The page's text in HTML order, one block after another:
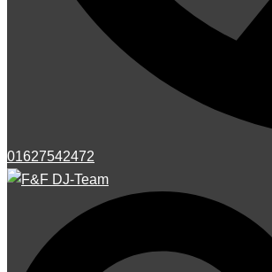
01627542472